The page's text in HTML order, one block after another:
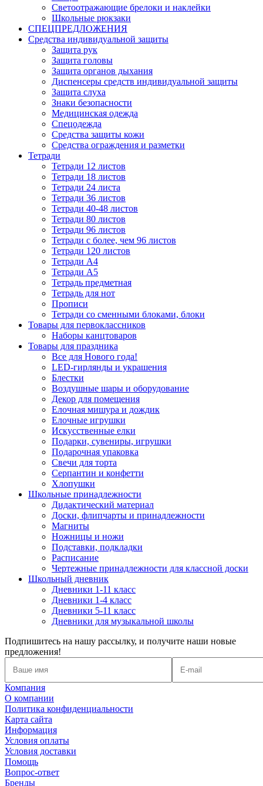
Светоотражающие брелоки и наклейки
Школьные рюкзаки
СПЕЦПРЕДЛОЖЕНИЯ
Средства индивидуальной защиты
Защита рук
Защита головы
Защита органов дыхания
Диспенсеры средств индивидуальной защиты
Защита слуха
Знаки безопасности
Медицинская одежда
Спецодежда
Средства защиты кожи
Средства ограждения и разметки
Тетради
Тетради 12 листов
Тетради 18 листов
Тетради 24 листа
Тетради 36 листов
Тетради 40-48 листов
Тетради 80 листов
Тетради 96 листов
Тетради с более, чем 96 листов
Тетради 120 листов
Тетради А4
Тетради А5
Тетрадь предметная
Тетрадь для нот
Прописи
Тетради со сменными блоками, блоки
Товары для первоклассников
Наборы канцтоваров
Товары для праздника
Все для Нового года!
LED-гирлянды и украшения
Блестки
Воздушные шары и оборудование
Декор для помещения
Елочная мишура и дождик
Елочные игрушки
Искусственные елки
Подарки, сувениры, игрушки
Подарочная упаковка
Свечи для торта
Серпантин и конфетти
Хлопушки
Школьные принадлежности
Дидактический материал
Доски, флипчарты и принадлежности
Магниты
Ножницы и ножи
Подставки, подкладки
Расписание
Чертежные принадлежности для классной доски
Школьный дневник
Дневники 1-11 класс
Дневники 1-4 класс
Дневники 5-11 класс
Дневники для музыкальной школы
Подпишитесь на нашу рассылку, и получите наши новые
предложения!
Компания
О компании
Политика конфиденциальности
Карта сайта
Информация
Условия оплаты
Условия доставки
Помощь
Вопрос-ответ
Бренды